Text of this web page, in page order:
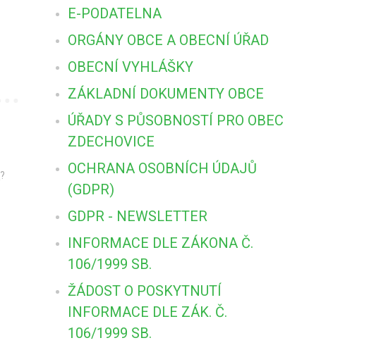
?
E-PODATELNA
ORGÁNY OBCE A OBECNÍ ÚŘAD
OBECNÍ VYHLÁŠKY
ZÁKLADNÍ DOKUMENTY OBCE
ÚŘADY S PŮSOBNOSTÍ PRO OBEC
ZDECHOVICE
OCHRANA OSOBNÍCH ÚDAJŮ
(GDPR)
GDPR - NEWSLETTER
INFORMACE DLE ZÁKONA Č.
106/1999 SB.
ŽÁDOST O POSKYTNUTÍ
INFORMACE DLE ZÁK. Č.
106/1999 SB.